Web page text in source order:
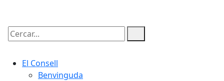
Cercar:
El Consell
Benvinguda